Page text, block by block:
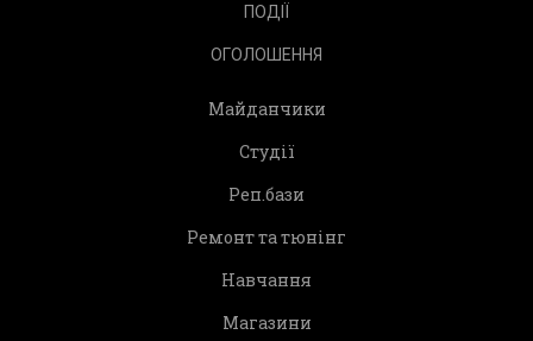
ПОДІЇ
ОГОЛОШЕННЯ
Майданчики
Студії
Реп.бази
Ремонт та тюнінг
Навчання
Магазини